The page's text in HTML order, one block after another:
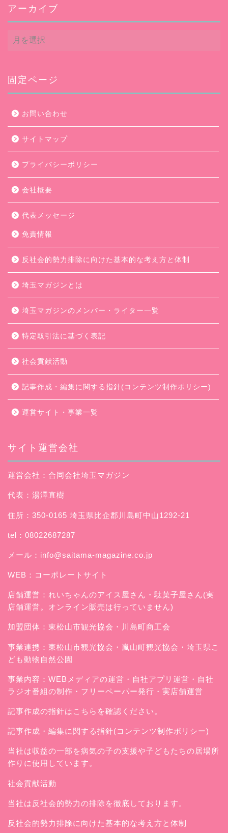
アーカイブ
ア
ー
ブ
固定ページ
お問い合わせ
サイトマップ
プライバシーポリシー
会社概要
代表メッセージ
免責情報
反社会的勢力排除に向けた基本的な考え方と体制
埼玉マガジンとは
埼玉マガジンのメンバー・ライター一覧
特定取引法に基づく表記
社会貢献活動
記事作成・編集に関する指針(コンテンツ制作ポリシー)
運営サイト・事業一覧
サイト運営会社
運営会社：合同会社埼玉マガジン
代表：湯澤直樹
住所：350-0165 埼玉県比企郡川島町中山1292-21
tel：08022687287
メール： info@saitama-magazine.co.jp
WEB： コーポレートサイト
店舗運営： れいちゃんのアイス屋さん ・駄菓子屋さん(実
店舗運営。オンライン販売は行っていません)
加盟団体：東松山市観光協会・川島町商工会
事業連携：東松山市観光協会・嵐山町観光協会・埼玉県こ
ども動物自然公園
事業内容：WEBメディアの運営・自社アプリ運営・自社
ラジオ番組の制作・フリーペーパー発行・実店舗運営
記事作成の指針はこちらを確認ください。
記事作成・編集に関する指針(コンテンツ制作ポリシー)
当社は収益の一部を病気の子の支援や子どもたちの居場所
作りに使用しています。
社会貢献活動
当社は反社会的勢力の排除を徹底しております。
反社会的勢力排除に向けた基本的な考え方と体制